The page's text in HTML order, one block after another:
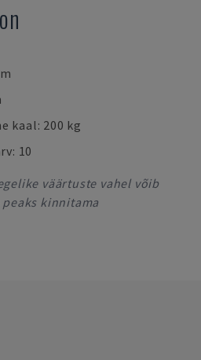
kaal: 200 kg
10
väärtuste vahel võib
kinnitama